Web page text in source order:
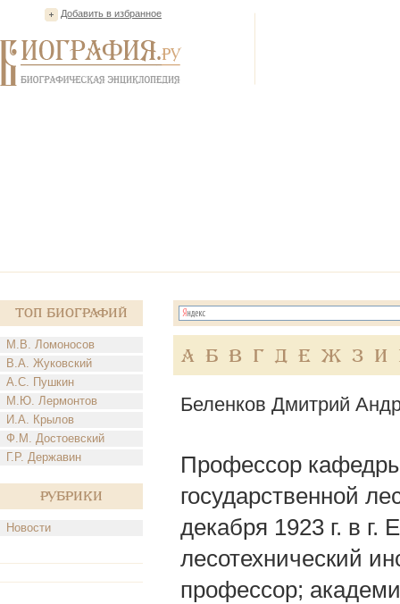
Добавить в избранное
Топ Биографий
М.В. Ломоносов
В.А. Жуковский
А.С. Пушкин
М.Ю. Лермонтов
И.А. Крылов
Ф.М. Достоевский
Г.Р. Державин
Рубрики
Новости
А Б В Г Д Е Ж З И
Беленков Дмитрий
Профессор
государственной
декабря 1923 г. в г.
лесотехнический
профессор;